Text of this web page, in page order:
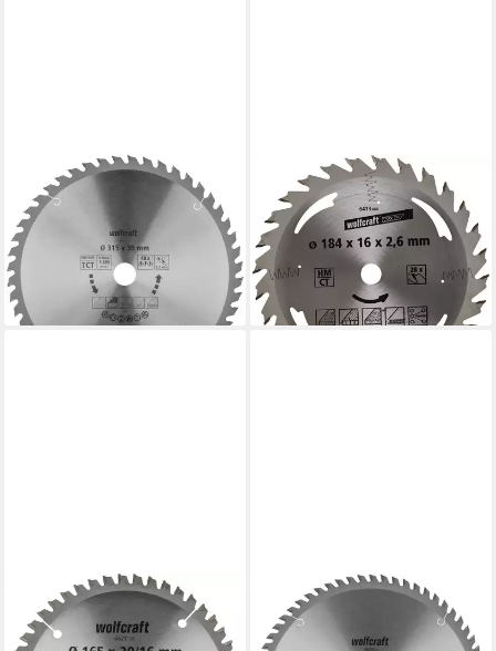
WOLFCRAFT
Kreissägeblatt Wolfcraft
Kreissägeblatt Ø 315 mm
Bohrung Ø 30 mm
104,30 €
lieferbar - in 2-3 Werktagen bei dir
WOLFCRAFT
Kreissägeblatt Wolfcraft
Kreissägeblatt Serie silber Ø
184 mm
70,29 €
lieferbar - in 2-3 Werktagen bei dir
WOLFCRAFT
Kreissägeblatt Wolfcraft
Kreissägeblatt 165 x 20 mm
WOLFCRAFT
Kreissägeblatt Wolfcraft
Kreissägeblatt 235 x 30 mm